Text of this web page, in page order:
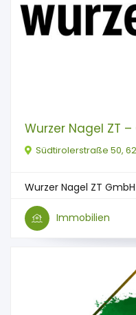
Wurzer Nagel ZT –
Südtirolerstraße 50,
Wurzer Nagel ZT
Immobilien